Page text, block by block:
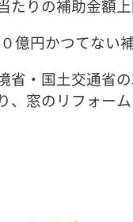
たりの補助金額
億円かつてない
省・国土交通省
、窓のリフォー